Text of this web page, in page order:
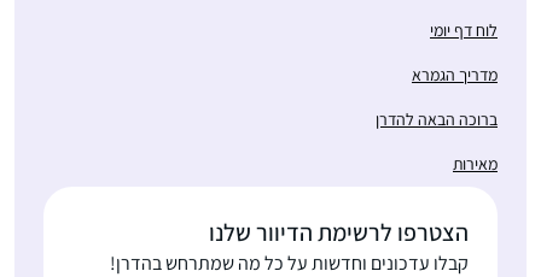
לוח דף יומי
מדריך הגמרא
ברוכה הבאה להדרן
מאירות
הצטרפו לרשימת הדיוור שלנו
קבלו עדכונים וחדשות על כל מה שמתרחש בהדרן!